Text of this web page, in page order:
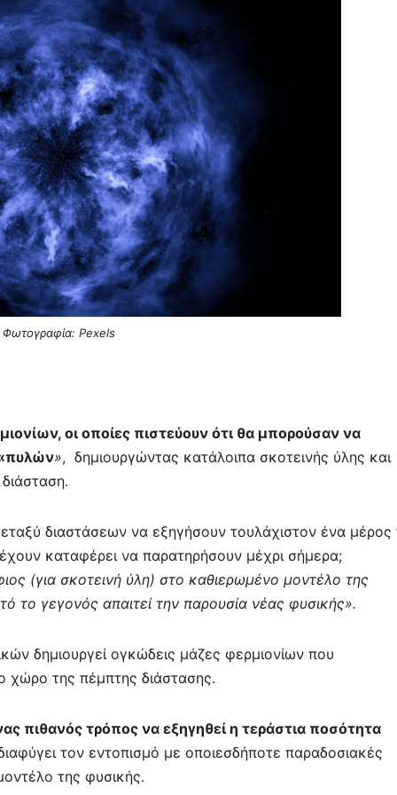
Φωτογραφία: Pexels
οι οποίες πιστεύουν ότι θα μπορούσαν να
», δημιουργώντας κατάλοιπα σκοτεινής ύλης και
διαστάσεων να εξηγήσουν τουλάχιστον ένα μέρος
καταφέρει να παρατηρήσουν μέχρι σήμερα;
(για σκοτεινή ύλη) στο καθιερωμένο μοντέλο της
το γεγονός απαιτεί την παρουσία νέας φυσικής».
δημιουργεί ογκώδεις μάζες φερμιονίων που
της πέμπτης διάστασης.
πιθανός τρόπος να εξηγηθεί η τεράστια ποσότητα
τον εντοπισμό με οποιεσδήποτε παραδοσιακές
της φυσικής.